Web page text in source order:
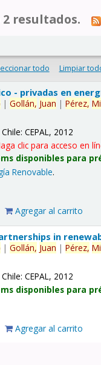
resultados.
todo Limpiar
- privadas en
|Gollán, Juan |Pérez,
CEPAL, 2012
clic para acceso en
disponibles para
Renovable.
Agregar al carrito
in
|Gollán, Juan |Pérez,
CEPAL, 2012
disponibles para
Agregar al carrito